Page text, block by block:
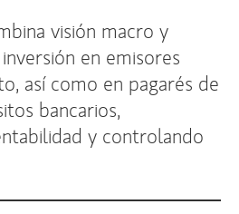
visión macro y
en emisores
así como en pagarés de
bancarios,
y controlando